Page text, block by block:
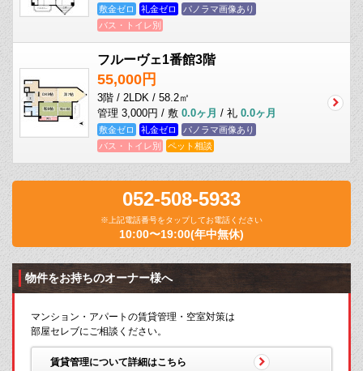
敷金ゼロ 礼金ゼロ
パノラマ画像あり
バス・トイレ別
フルーヴェ1番館3階
55,000円
3階 / 2LDK / 58.2㎡
管理 3,000円 / 敷 0.0ヶ月 / 礼 0.0ヶ月
敷金ゼロ 礼金ゼロ
パノラマ画像あり
バス・トイレ別
ペット相談
052-508-5933
※上記電話番号をタップしてお電話ください
10:00〜19:00(年中無休)
物件をお持ちのオーナー様へ
マンション・アパートの賃貸管理・空室対策は
部屋セレブにご相談ください。
賃貸管理について詳細はこちら